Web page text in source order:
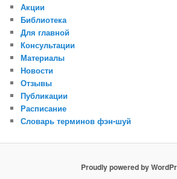
Акции
Библиотека
Для главной
Консультации
Материалы
Новости
Отзывы
Публикации
Расписание
Словарь терминов фэн-шуй
Proudly powered by